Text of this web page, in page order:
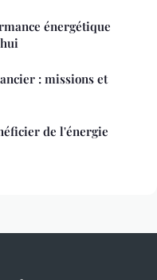
énergétique
: missions et
de l'énergie